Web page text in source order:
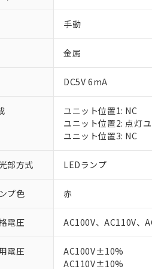
手動
金属
DC5V 6mA
ユニット位置1: NC
ユニット位置2: 点灯
ユニット位置3: NC
部方式 LEDランプ
プ色 赤
電圧 AC100V、AC110V、
電圧
AC100V±10%
AC110V±10%
ご利用条件
※1 対応状況
対応予定なし：
調査・確認中：
非該当品：ライセ
仕入先様の事情に
※1 中国